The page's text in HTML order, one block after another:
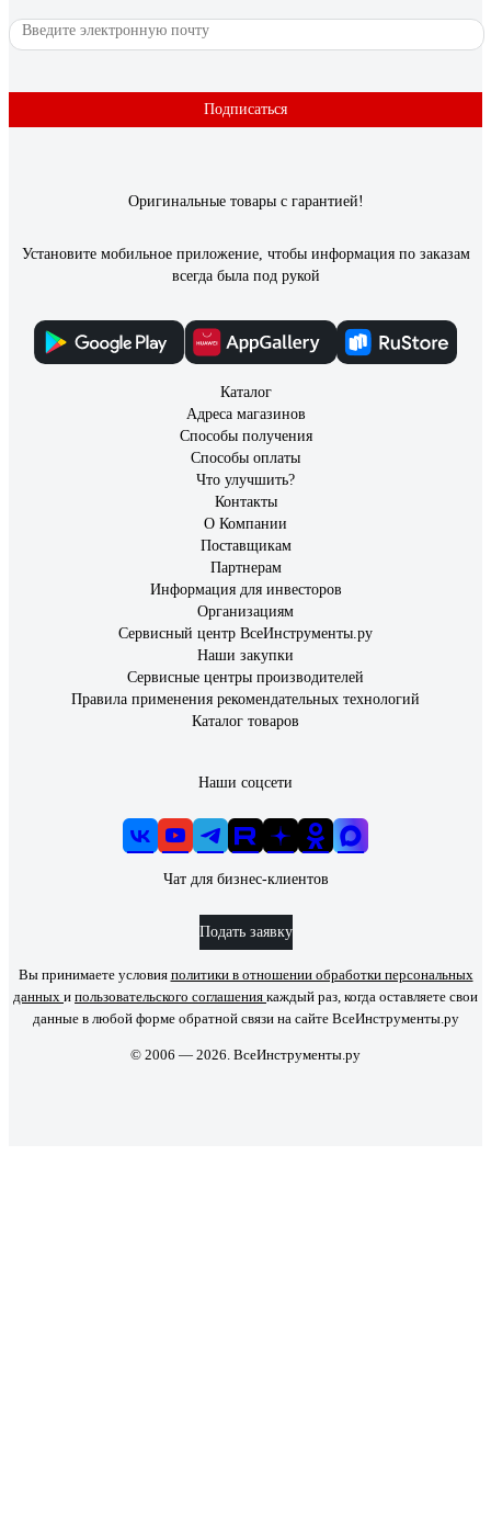
Подписаться
Оригинальные товары с гарантией!
Установите мобильное приложение, чтобы информация по заказам
всегда была под рукой
Каталог
Адреса магазинов
Способы получения
Способы оплаты
Что улучшить?
Контакты
О Компании
Поставщикам
Партнерам
Информация для инвесторов
Организациям
Сервисный центр ВсеИнструменты.ру
Наши закупки
Сервисные центры производителей
Правила применения рекомендательных технологий
Каталог товаров
Наши соцсети
Чат для бизнес-клиентов
Подать заявку
Вы принимаете условия политики в отношении обработки персональных
данных и пользовательского соглашения каждый раз, когда оставляете свои
данные в любой форме обратной связи на сайте ВсеИнструменты.ру
© 2006 — 2026. ВсеИнструменты.ру